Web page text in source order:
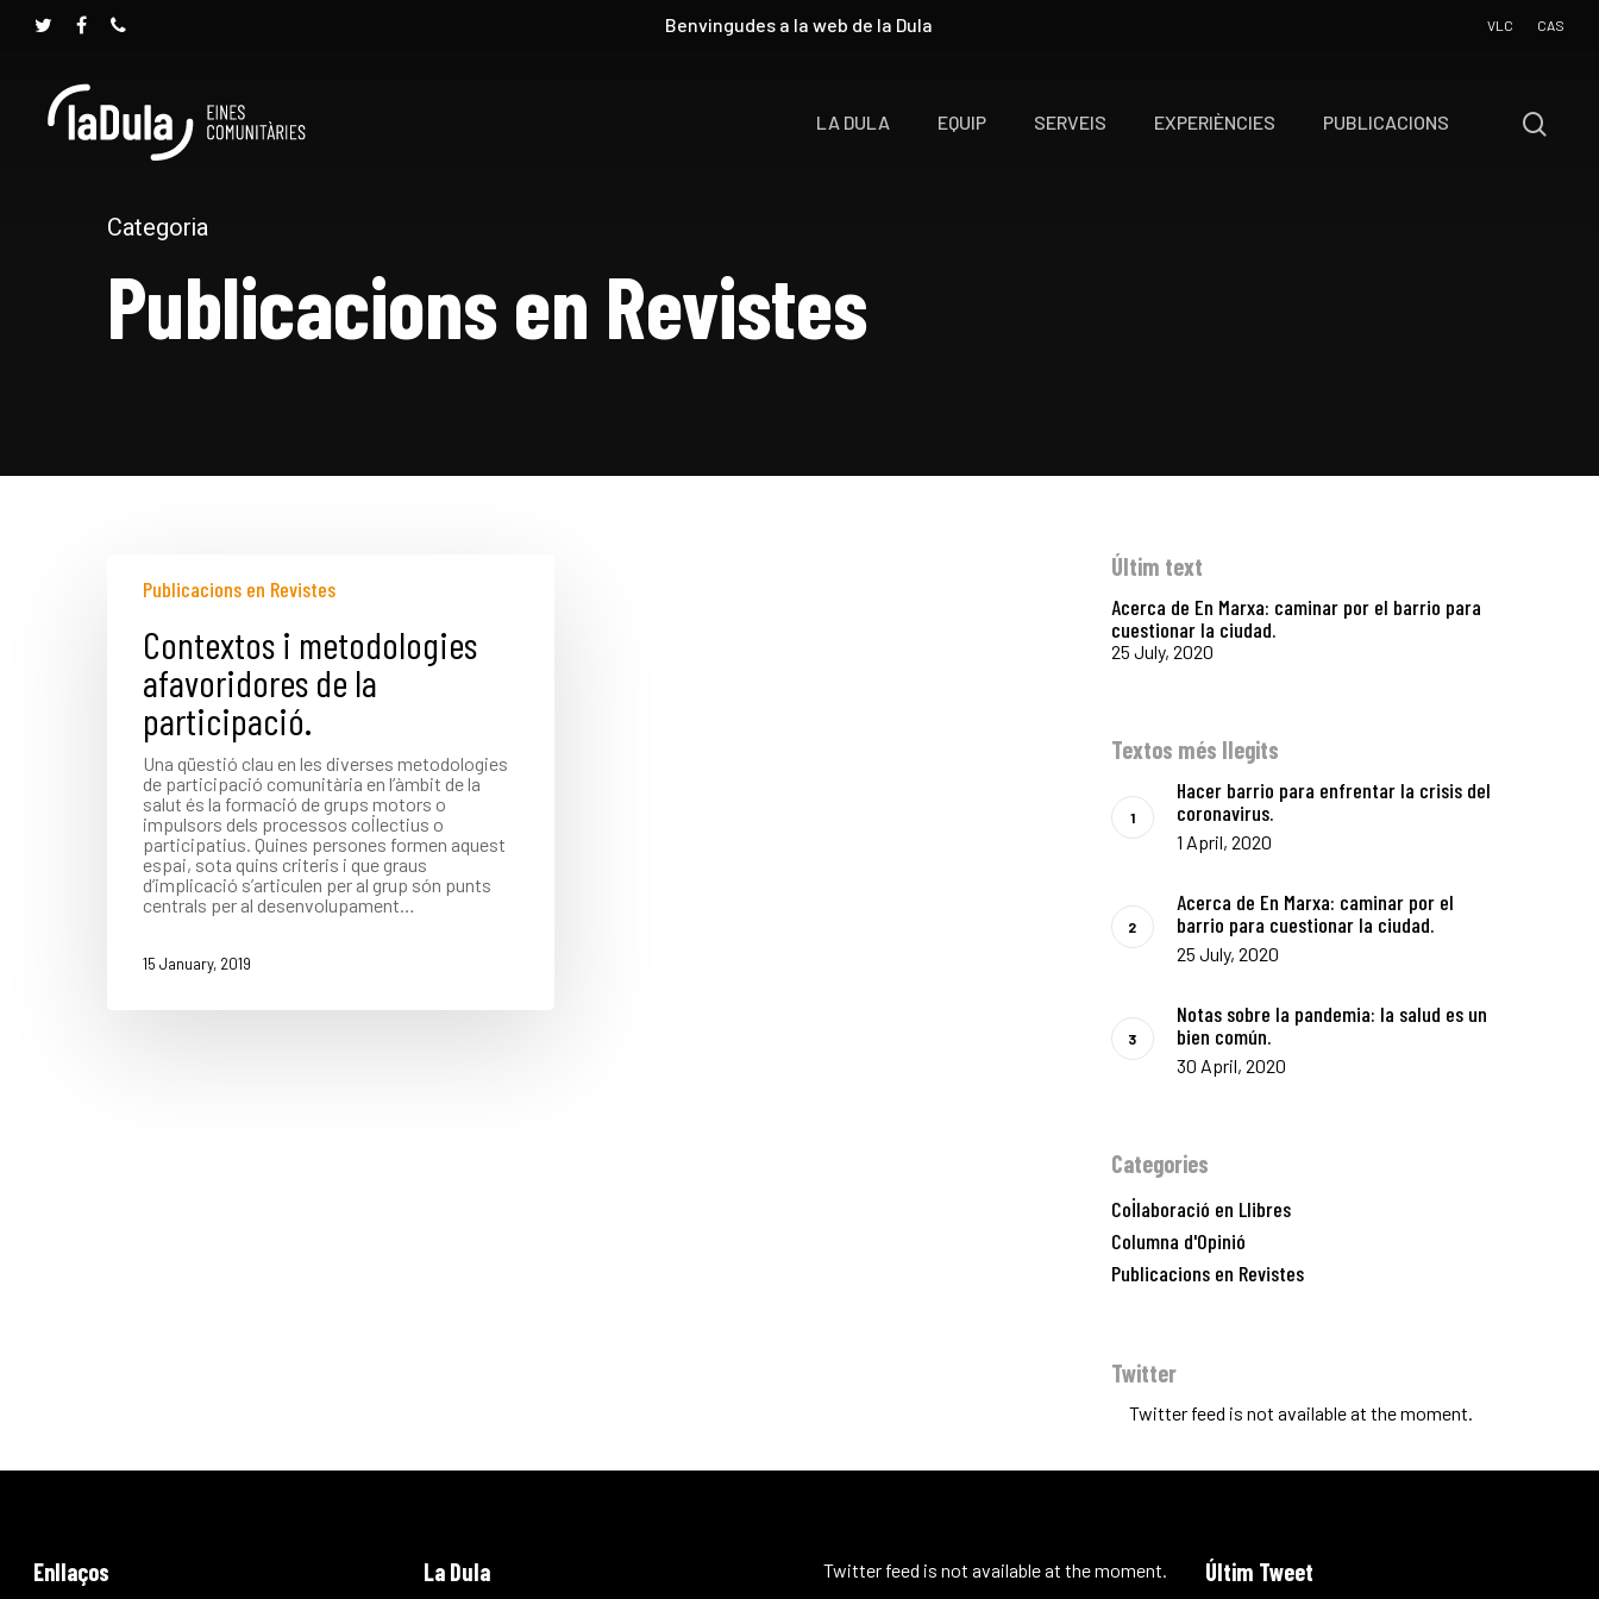
Benvingudes a la web de la Dula VLC CAS
LA DULA EQUIP SERVEIS EXPERIÈNCIES PUBLICACIONS
Categoria
Publicacions en Revistes
Publicacions en Revistes
Contextos i metodologies
afavoridores de la
participació.
Una qüestió clau en les diverses metodologies
de participació comunitària en l’àmbit de la
salut és la formació de grups motors o
impulsors dels processos col·lectius o
participatius. Quines persones formen aquest
espai, sota quins criteris i que graus
d’implicació s’articulen per al grup són punts
centrals per al desenvolupament…
15 January, 2019
Últim text
Acerca de En Marxa: caminar por el barrio para
cuestionar la ciudad.
25 July, 2020
Textos més llegits
Hacer barrio para enfrentar la crisis del
coronavirus.
1 April, 2020
Acerca de En Marxa: caminar por el
barrio para cuestionar la ciudad.
25 July, 2020
Notas sobre la pandemia: la salud es un
bien común.
30 April, 2020
Categories
Col·laboració en Llibres
Columna d'Opinió
Publicacions en Revistes
Twitter
Twitter feed is not available at the moment.
Enllaços La Dula Twitter feed is not available at the moment. Últim Tweet
C/Poeta Alberola, 23-21
46018 València.
646 375 175
info@ladulaparticipacio.com